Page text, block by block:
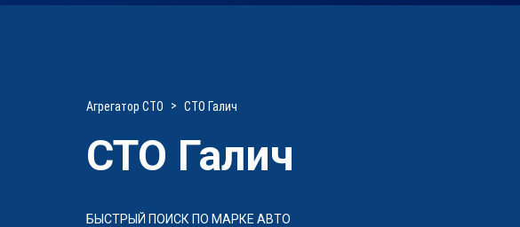
Агрегатор СТО СТО Галич
СТО Галич
БЫСТРЫЙ ПОИСК ПО МАРКЕ АВТО